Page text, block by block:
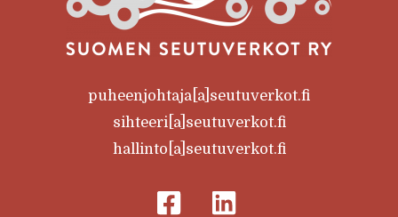
puheenjohtaja[a]seutuverkot.fi
sihteeri[a]seutuverkot.fi
hallinto[a]seutuverkot.fi